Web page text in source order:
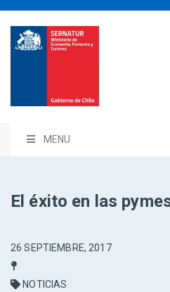
MENU
El éxito en las
26 SEPTIEMBRE, 2017
NOTICIAS